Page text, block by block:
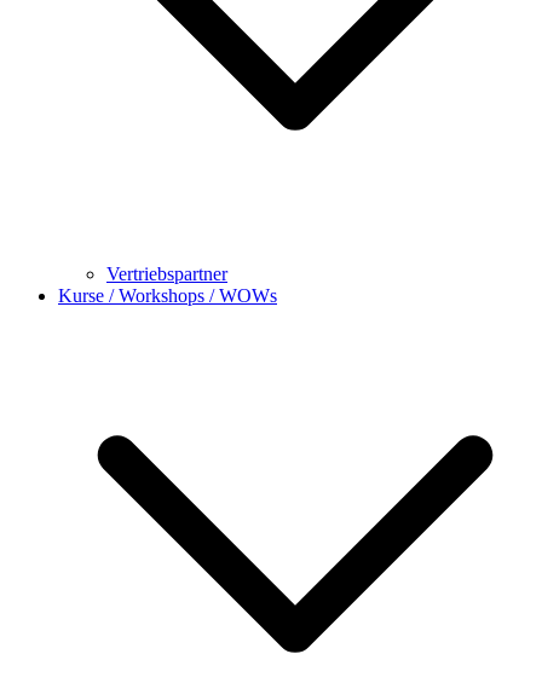
Vertriebspartner
Kurse / Workshops / WOWs